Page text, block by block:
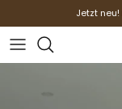
Direkt zum InhaltJetzt neu!